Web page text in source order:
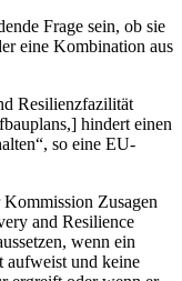
Frage sein, ob sie
eine Kombination aus
Resilienzfazilität
hindert einen
so eine EU-
Zusagen
and Resilience
wenn ein
aufweist und keine